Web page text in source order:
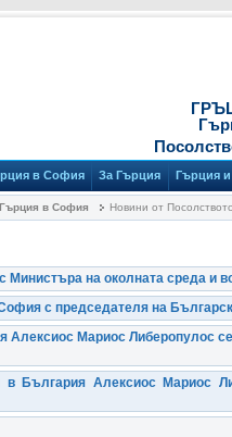
в София За Гърция Гърция
в София Новини от
Министъра на околната среда и
с председателя на
Алексиос Мариос Либеропулос
България Алексиос Мариос